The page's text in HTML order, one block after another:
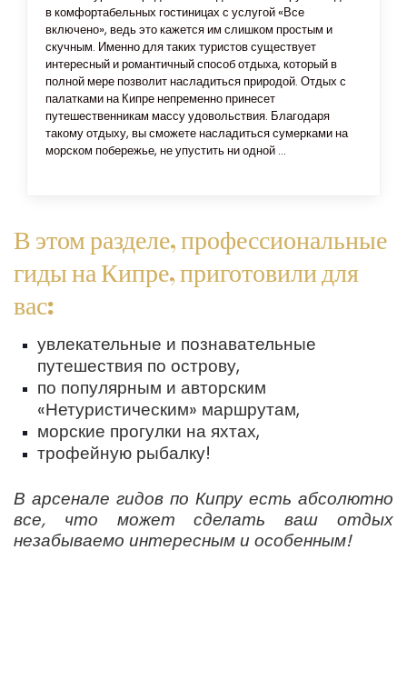
в комфортабельных гостиницах с услугой «Все
включено», ведь это кажется им слишком простым и
скучным. Именно для таких туристов существует
интересный и романтичный способ отдыха, который в
полной мере позволит насладиться природой. Отдых с
палатками на Кипре непременно принесет
путешественникам массу удовольствия. Благодаря
такому отдыху, вы сможете насладиться сумерками на
морском побережье, не упустить ни одной ...
В этом разделе, профессиональные
гиды на Кипре, приготовили для
вас:
увлекательные и познавательные
путешествия по острову,
по популярным и авторским
«Нетуристическим» маршрутам,
морские прогулки на яхтах,
трофейную рыбалку!
В арсенале гидов по Кипру есть абсолютно
все, что может сделать ваш отдых
незабываемо интересным и особенным!